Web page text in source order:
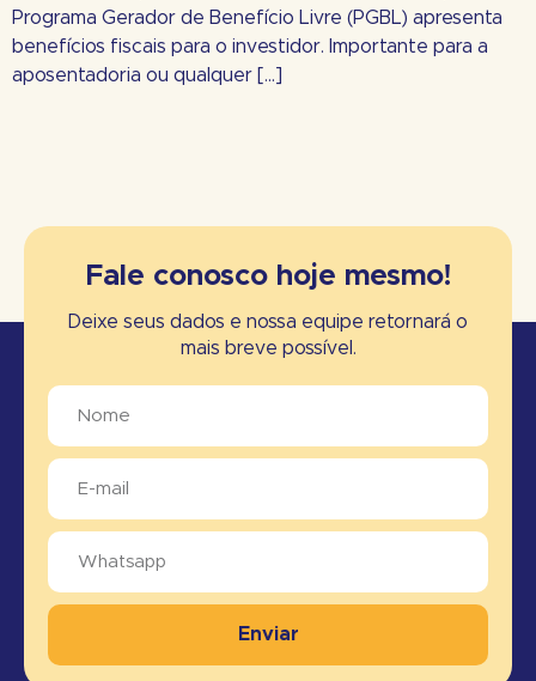
Programa Gerador de Benefício Livre (PGBL) apresenta
benefícios fiscais para o investidor. Importante para a
aposentadoria ou qualquer […]
Fale conosco hoje mesmo!
Deixe seus dados e nossa equipe retornará o
mais breve possível.
Enviar